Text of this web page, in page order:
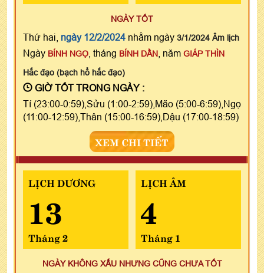
NGÀY TỐT
Thứ hai, ngày 12/2/2024 nhằm ngày 3/1/2024 Âm lịch
Ngày BÍNH NGỌ , tháng BÍNH DẦN , năm GIÁP THÌN
Hắc đạo (bạch hổ hắc đạo)
GIỜ TỐT TRONG NGÀY :
Tí (23:00-0:59),Sửu (1:00-2:59),Mão (5:00-6:59),Ngọ
(11:00-12:59),Thân (15:00-16:59),Dậu (17:00-18:59)
XEM CHI TIẾT
LỊCH DƯƠNG
13
Tháng 2
LỊCH ÂM
4
Tháng 1
NGÀY KHÔNG XẤU NHƯNG CŨNG CHƯA TỐT